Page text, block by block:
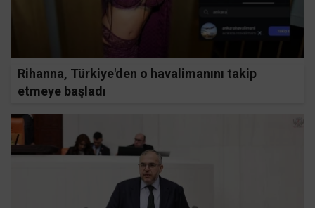
Rihanna, Türkiye'den o havalimanını takip
etmeye başladı